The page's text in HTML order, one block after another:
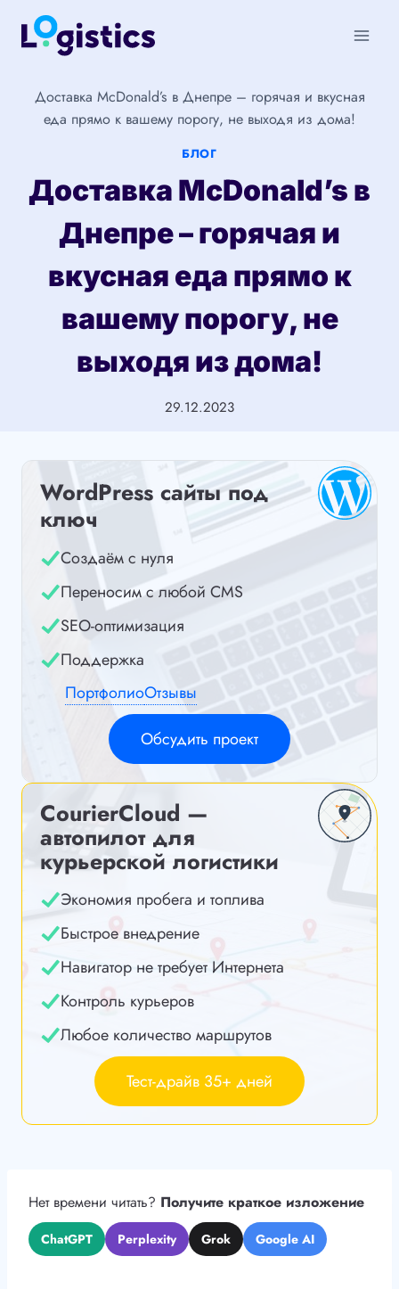
Перейти
Доставка McDonald’s в Днепре – горячая и вкусная
еда прямо к вашему порогу, не выходя из дома!
БЛОГ
Доставка McDonald’s в
Днепре – горячая и
вкусная еда прямо к
вашему порогу, не
выходя из дома!
29.12.2023
WordPress сайты под
ключ
Создаём с нуля
Переносим с любой CMS
SEO-оптимизация
Поддержка
ПортфолиоОтзывы
Обсудить проект
CourierCloud —
автопилот для
курьерской логистики
Экономия пробега и топлива
Быстрое внедрение
Навигатор не требует Интернета
Контроль курьеров
Любое количество маршрутов
Тест-драйв 35+ дней
Нет времени читать? Получите краткое изложение
ChatGPT Perplexity Grok Google AI